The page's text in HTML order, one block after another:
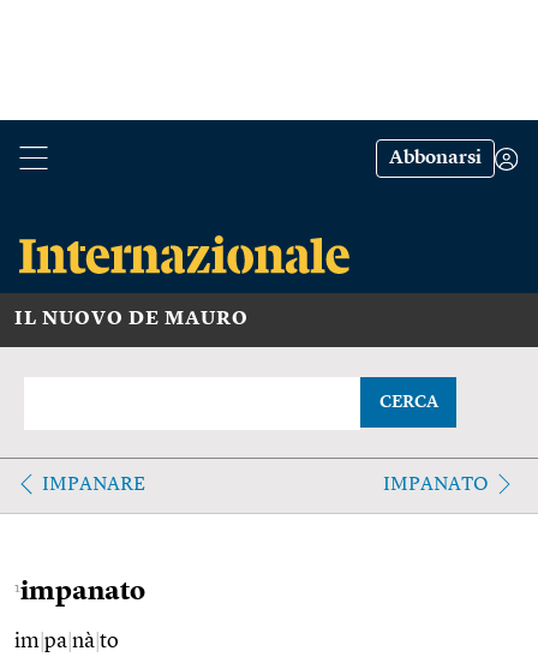
Abbonarsi
IL NUOVO DE MAURO
CERCA
IMPANARE IMPANATO
1impanato
im pa nà to